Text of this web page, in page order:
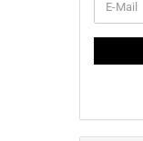
ZUR
E-
Mail